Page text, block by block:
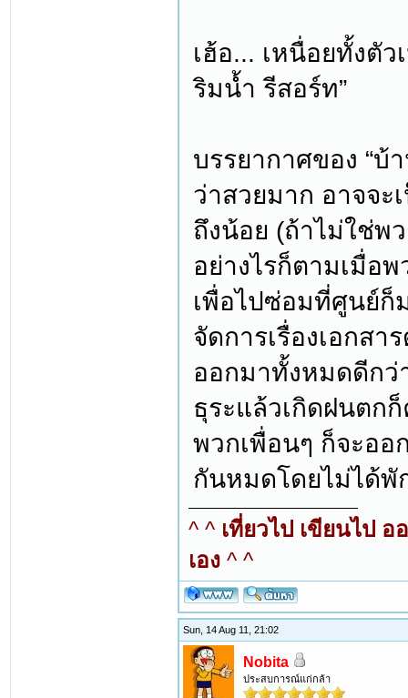
เฮ้อ... เหนื่อยทั้งตั
ริมน้ำ รีสอร์ท”
บรรยากาศของ “บ้
ว่าสวยมาก อาจจะ
ถึงน้อย (ถ้าไม่ใช่พ
อย่างไรก็ตามเมื่อพ
เพื่อไปซ่อมที่ศูนย์ก็
จัดการเรื่องเอกสา
ออกมาทั้งหมดดีกว่
ธุระแล้วเกิดฝนตก
พวกเพื่อนๆ ก็จะอ
กันหมดโดยไม่ได้พั
^ ^ เที่ยวไป เขียนไป
เอง ^ ^
Sun, 14 Aug 11, 21:02
Nobita
ประสบการณ์แก่กล้า